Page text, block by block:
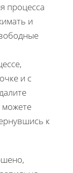
процесса
и
и с
можете
к